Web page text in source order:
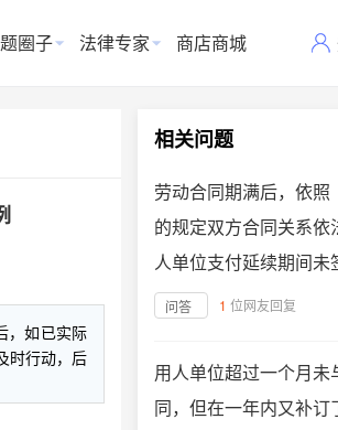
圈子 法律专家 商店商城
，如已实际
时行动，后
相关问题
劳动合同期满后，依
的规定双方合同关系
人单位支付延续期间未
问答 1 位网友回复
用人单位超过一个月
同，但在一年内又补